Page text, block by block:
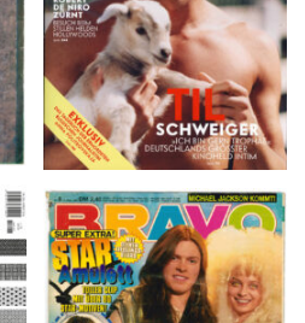
BRAVO – Nr. 8, 13. Febr.
1997